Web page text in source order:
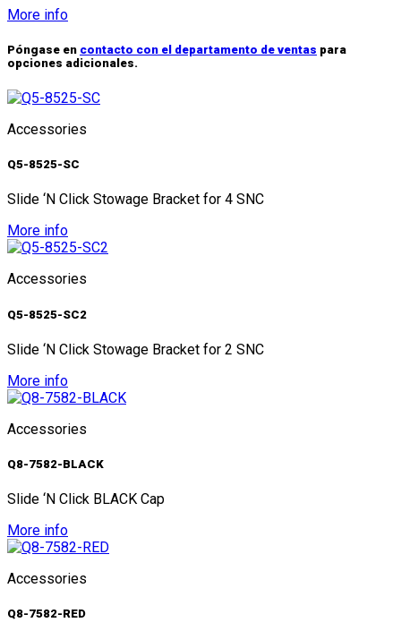
More info
Póngase en contacto con el departamento de ventas para
opciones adicionales.
Accessories
Q5-8525-SC
Slide ‘N Click Stowage Bracket for 4 SNC
More info
Accessories
Q5-8525-SC2
Slide ‘N Click Stowage Bracket for 2 SNC
More info
Accessories
Q8-7582-BLACK
Slide ‘N Click BLACK Cap
More info
Accessories
Q8-7582-RED